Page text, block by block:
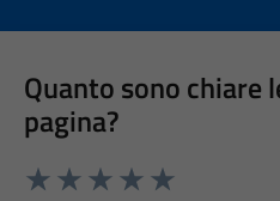
Quanto sono chiare
pagina?